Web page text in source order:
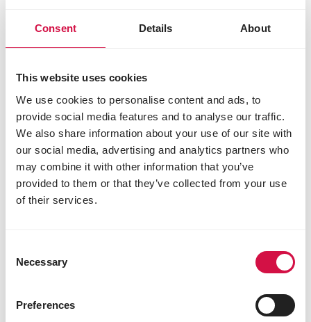
Consent Details About
This website uses cookies
We use cookies to personalise content and ads, to
provide social media features and to analyse our traffic.
We also share information about your use of our site with
our social media, advertising and analytics partners who
may combine it with other information that you’ve
provided to them or that they’ve collected from your use
of their services.
Selection
Necessary
Preferences
Welche Hühnerrassen sollte ich halten, um viele Eier
Tipps & Wissenswertes